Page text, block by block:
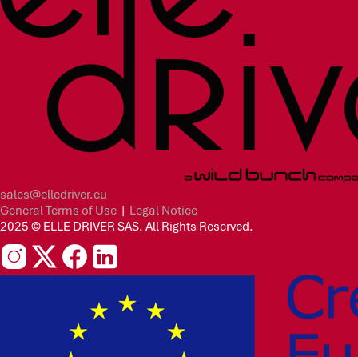
sales@elledriver.eu
General Terms of Use | Legal Notice
2025 © ELLE DRIVER SAS. All Rights Reserved.